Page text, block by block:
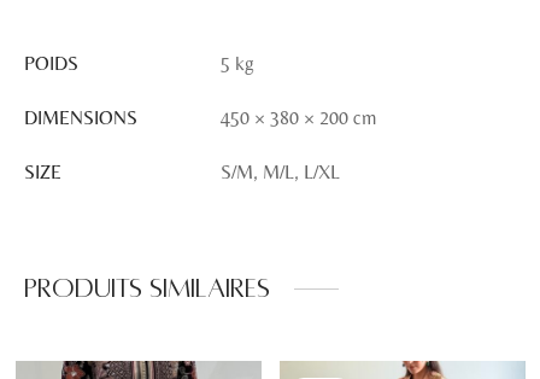
POIDS 5 kg
DIMENSIONS 450 × 380 × 200 cm
SIZE S/M, M/L, L/XL
Produits similaires